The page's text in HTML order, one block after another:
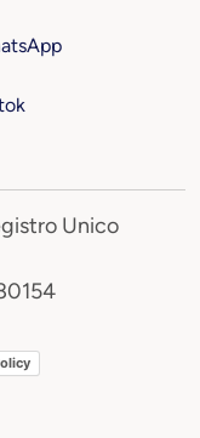
Unico